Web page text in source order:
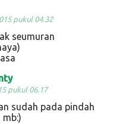
pukul 04.32
seumuran
pukul 06.17
sudah pada pindah
mb:)